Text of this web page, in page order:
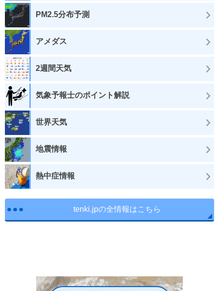
PM2.5分布予測
アメダス
2週間天気
気象予報士のポイント解説
世界天気
地震情報
熱中症情報
tenki.jpの全情報はこちら